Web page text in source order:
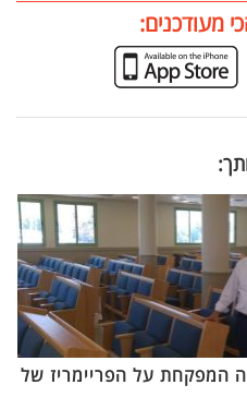
מעודכנים:
המפקחת על הפריימריז של